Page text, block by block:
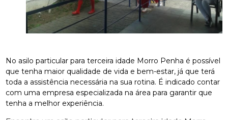
No asilo particular para terceira idade Morro Penha é possível
que tenha maior qualidade de vida e bem-estar, já que terá
toda a assistência necessária na sua rotina. É indicado contar
com uma empresa especializada na área para garantir que
tenha a melhor experiência.